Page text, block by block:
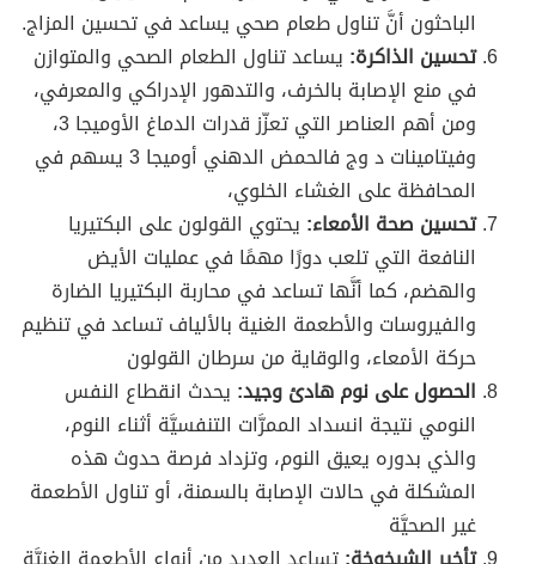
الباحثون أنَّ تناول طعام صحي يساعد في تحسين المزاج.
تحسين الذاكرة: يساعد تناول الطعام الصحي والمتوازن
في منع الإصابة بالخرف، والتدهور الإدراكي والمعرفي،
ومن أهم العناصر التي تعزّز قدرات الدماغ الأوميجا 3،
وفيتامينات د وج فالحمض الدهني أوميجا 3 يسهم في
المحافظة على الغشاء الخلوي،
تحسين صحة الأمعاء: يحتوي القولون على البكتيريا
النافعة التي تلعب دورًا مهمًا في عمليات الأيض
والهضم، كما أنَّها تساعد في محاربة البكتيريا الضارة
والفيروسات والأطعمة الغنية بالألياف تساعد في تنظيم
حركة الأمعاء، والوقاية من سرطان القولون
الحصول على نوم هادئ وجيد: يحدث انقطاع النفس
النومي نتيجة انسداد الممرَّات التنفسيَّة أثناء النوم،
والذي بدوره يعيق النوم، وتزداد فرصة حدوث هذه
المشكلة في حالات الإصابة بالسمنة، أو تناول الأطعمة
غير الصحيَّة